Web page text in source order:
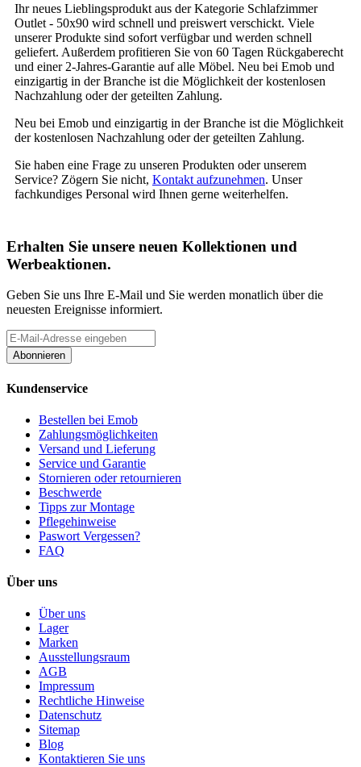
Ihr neues Lieblingsprodukt aus der Kategorie Schlafzimmer
Outlet - 50x90 wird schnell und preiswert verschickt. Viele
unserer Produkte sind sofort verfügbar und werden schnell
geliefert. Außerdem profitieren Sie von 60 Tagen Rückgaberecht
und einer 2-Jahres-Garantie auf alle Möbel. Neu bei Emob und
einzigartig in der Branche ist die Möglichkeit der kostenlosen
Nachzahlung oder der geteilten Zahlung.
Neu bei Emob und einzigartig in der Branche ist die Möglichkeit
der kostenlosen Nachzahlung oder der geteilten Zahlung.
Sie haben eine Frage zu unseren Produkten oder unserem
Service? Zögern Sie nicht, Kontakt aufzunehmen. Unser
fachkundiges Personal wird Ihnen gerne weiterhelfen.
Erhalten Sie unsere neuen Kollektionen und
Werbeaktionen.
Geben Sie uns Ihre E-Mail und Sie werden monatlich über die
neuesten Ereignisse informiert.
Abonnieren
Kundenservice
Bestellen bei Emob
Zahlungsmöglichkeiten
Versand und Lieferung
Service und Garantie
Stornieren oder retournieren
Beschwerde
Tipps zur Montage
Pflegehinweise
Paswort Vergessen?
FAQ
Über uns
Über uns
Lager
Marken
Ausstellungsraum
AGB
Impressum
Rechtliche Hinweise
Datenschutz
Sitemap
Blog
Kontaktieren Sie uns